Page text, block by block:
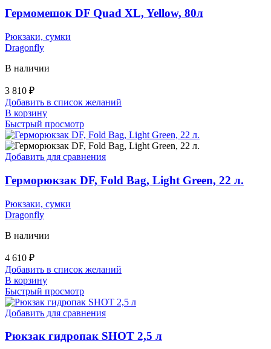
Гермомешок DF Quad XL, Yellow, 80л
Рюкзаки, сумки
Dragonfly
В наличии
3 810 ₽
Добавить в список желаний
В корзину
Быстрый просмотр
Добавить для сравнения
Герморюкзак DF, Fold Bag, Light Green, 22 л.
Рюкзаки, сумки
Dragonfly
В наличии
4 610 ₽
Добавить в список желаний
В корзину
Быстрый просмотр
Добавить для сравнения
Рюкзак гидропак SHOT 2,5 л